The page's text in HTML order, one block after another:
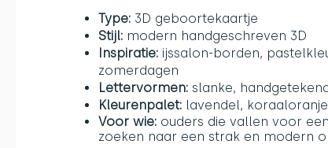
Type: 3D geboortekaartje
Stijl: modern handgeschreven 3D
Inspiratie: ijssalon-borden,
zomerdagen
Lettervormen: slanke,
Kleurenpalet: lavendel,
Voor wie: ouders die vallen voor
zoeken naar een strak en modern